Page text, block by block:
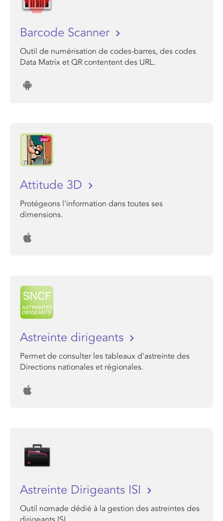
Barcode Scanner
Outil de numérisation de codes-barres, des codes
Data Matrix et QR contentent des URL.
Attitude 3D
Protégeons l'information dans toutes ses
dimensions.
Astreinte dirigeants
Permet de consulter les tableaux d'astreinte des
Directions nationales et régionales.
Astreinte Dirigeants ISI
Outil nomade dédié à la gestion des astreintes des